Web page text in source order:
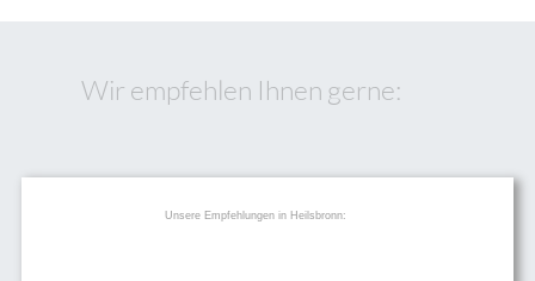
Wir empfehlen Ihnen gerne:
Unsere Empfehlungen in Heilsbronn: